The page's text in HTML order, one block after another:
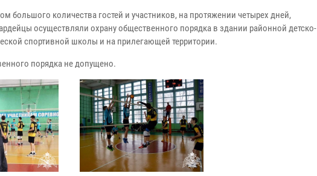
большого количества гостей и участников, на протяжении четырех дней,
осуществляли охрану общественного порядка в здании районной детско-
спортивной школы и на прилегающей территории.
порядка не допущено.